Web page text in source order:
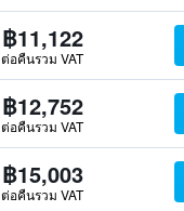
฿11,122
ต่อคืนรวม VAT
฿12,752
ต่อคืนรวม VAT
฿15,003
ต่อคืนรวม VAT